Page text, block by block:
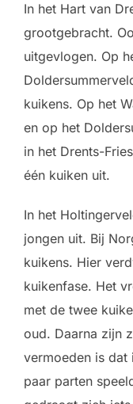
In het Hart van
grootgebracht.
uitgevlogen. Op
kuikens. Op het
en op het
in het Drents-
één kuiken uit.
In het
jongen uit. Bij
kuikens. Hier
kuikenfase. Het
met de twee
oud. Daarna zijn
vermoeden is dat
paar parten